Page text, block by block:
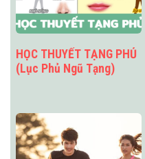
HỌC THUYẾT TẠNG PHỦ
(Lục Phủ Ngũ Tạng)